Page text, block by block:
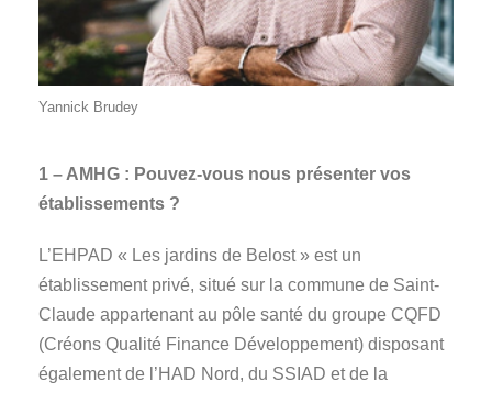
Yannick Brudey
1 – AMHG : Pouvez-vous nous présenter vos
établissements ?
L’EHPAD « Les jardins de Belost » est un
établissement privé, situé sur la commune de Saint-
Claude appartenant au pôle santé du groupe CQFD
(Créons Qualité Finance Développement) disposant
également de l’HAD Nord, du SSIAD et de la